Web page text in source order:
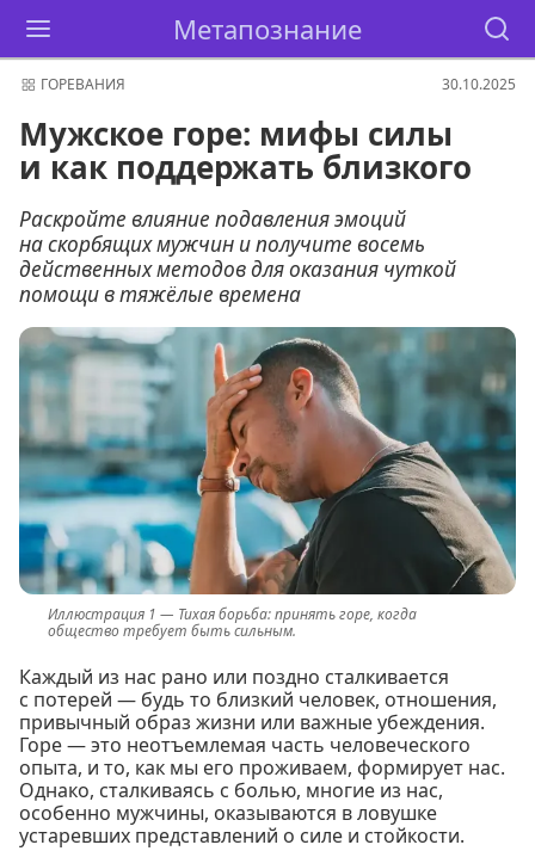
Метапознание
ГОРЕВАНИЯ 30.10.2025
Мужское горе: мифы силы
и как поддержать близкого
Раскройте влияние подавления эмоций
на скорбящих мужчин и получите восемь
действенных методов для оказания чуткой
помощи в тяжёлые времена
Тихая борьба: принять горе, когда
общество требует быть сильным.
Каждый из нас рано или поздно сталкивается
с потерей — будь то близкий человек, отношения,
привычный образ жизни или важные убеждения.
Горе — это неотъемлемая часть человеческого
опыта, и то, как мы его проживаем, формирует нас.
Однако, сталкиваясь с болью, многие из нас,
особенно мужчины, оказываются в ловушке
устаревших представлений о силе и стойкости.